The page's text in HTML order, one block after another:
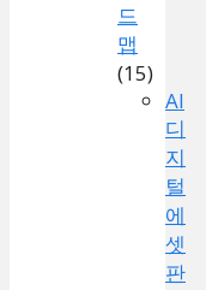
드
맵
(15)
AI
디
지
털
에
셋
판